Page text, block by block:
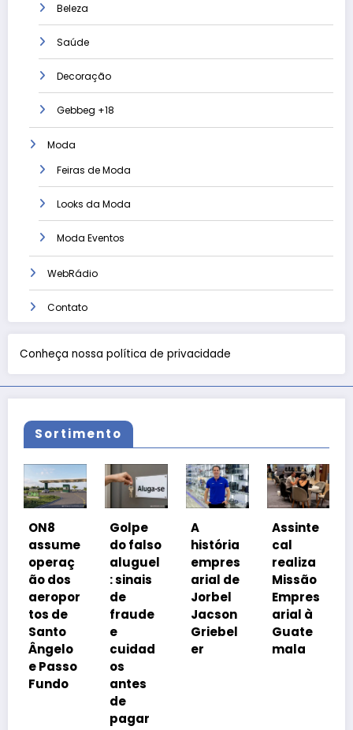
Beleza
Saúde
Decoração
Gebbeg +18
Moda
Feiras de Moda
Looks da Moda
Moda Eventos
WebRádio
Contato
Conheça nossa política de privacidade
Sortimento
Golpe
do falso
aluguel
: sinais
de
fraude
e
cuidad
os
antes
A
história
empres
arial de
Jacson
er
cal
realiza
Missão
Empres
arial à
Guate
Coalizã
Prosper
a Brasil
cobra
isonomi
a
tributár